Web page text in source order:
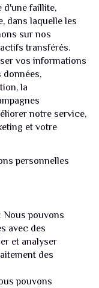
d'une faillite,
dans laquelle les
sur nos
transférés.
vos informations
données,
la
notre service,
et votre
personnelles
: Nous pouvons
avec des
et analyser
des
pouvons